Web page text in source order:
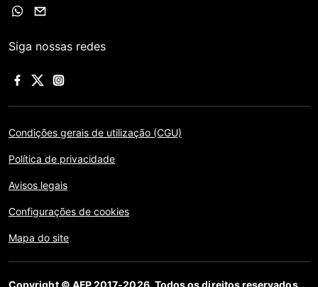
Siga nossas redes
Condições gerais de utilização (CGU)
Política de privacidade
Avisos legais
Configurações de cookies
Mapa do site